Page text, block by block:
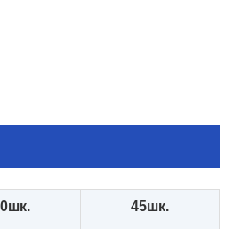
45шк.